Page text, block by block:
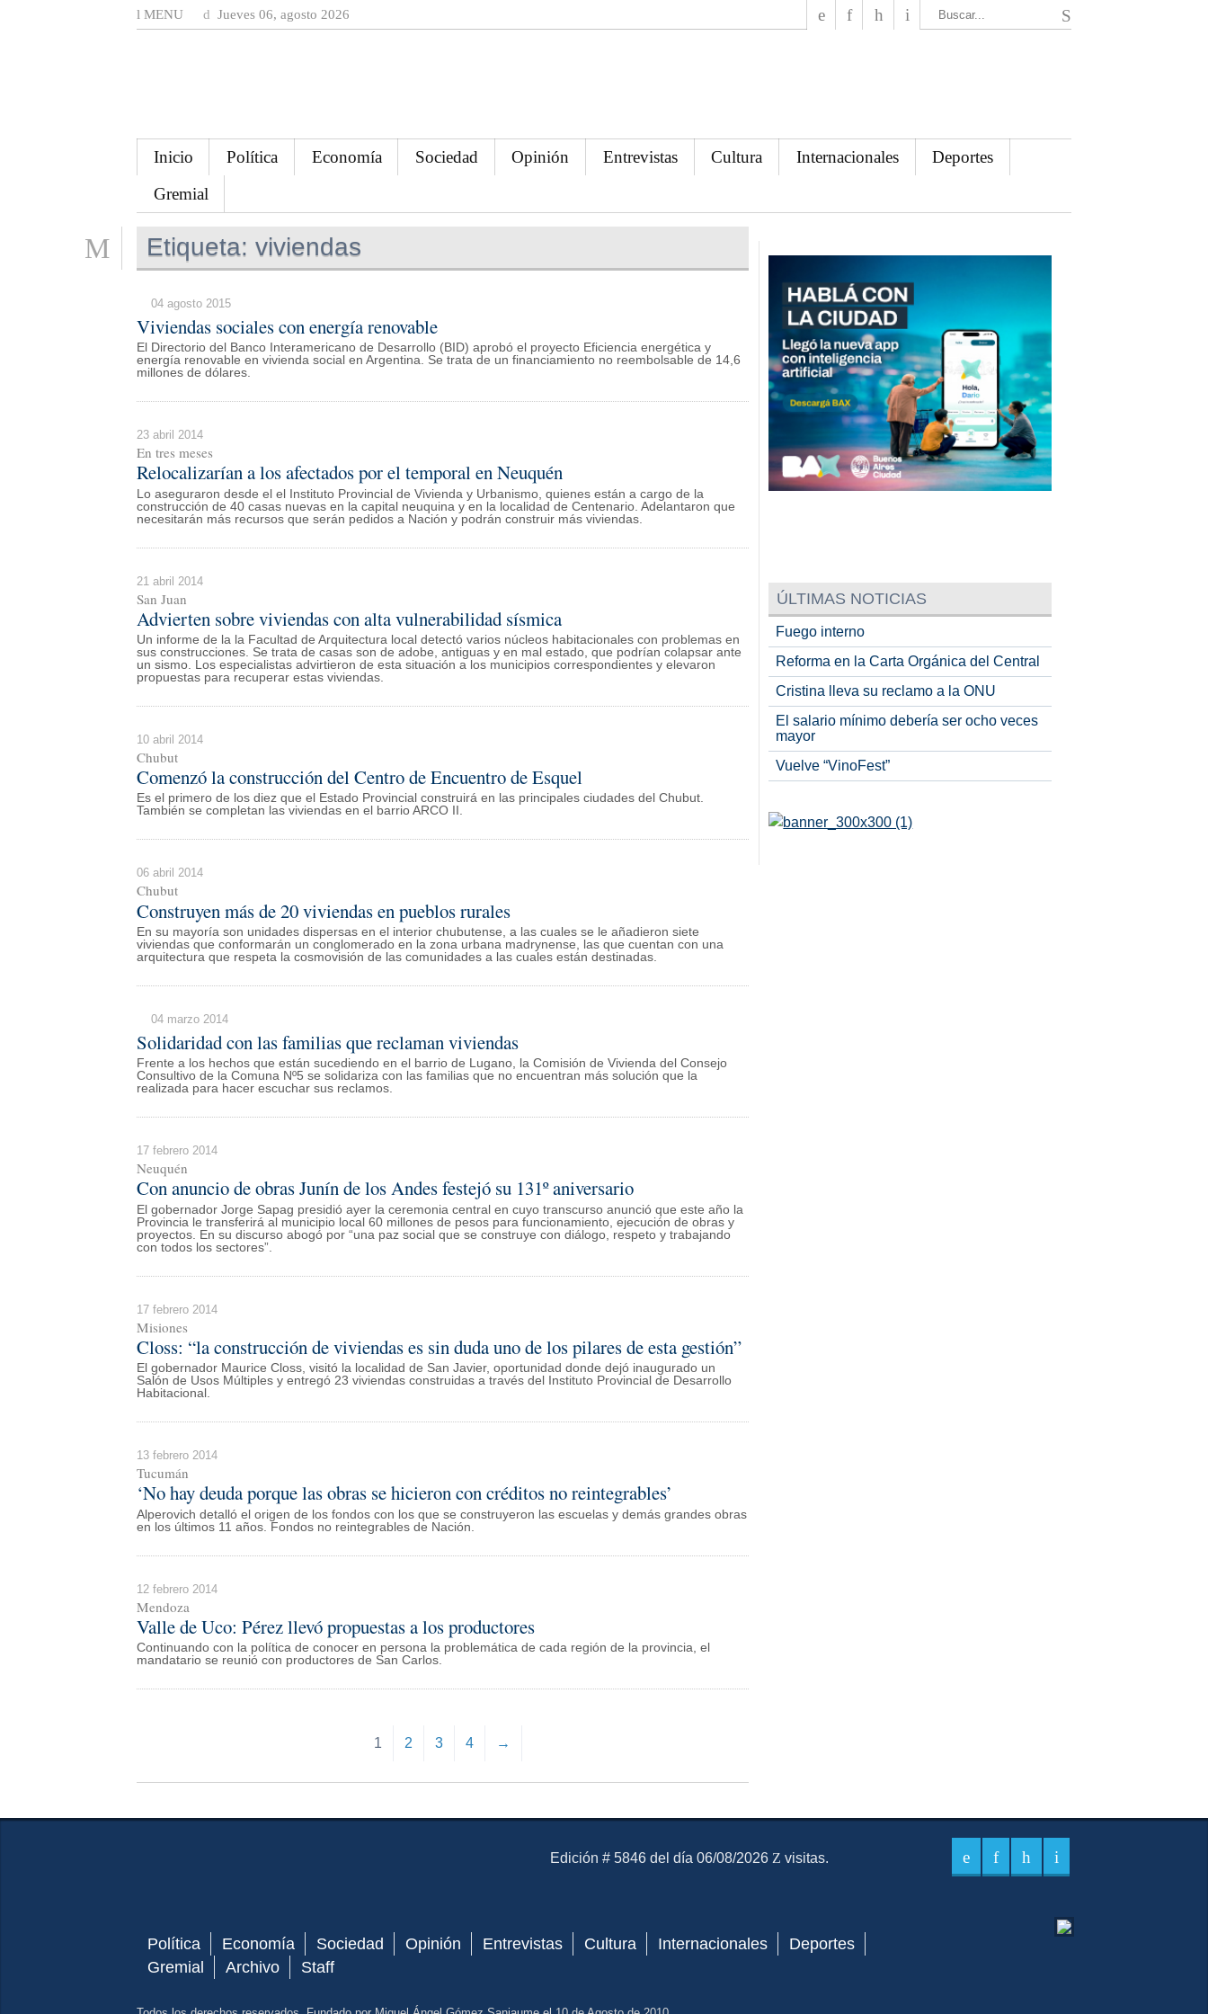
MENU Jueves 06, agosto 2026
Inicio Política Economía Sociedad Opinión Entrevistas Cultura Internacionales
Deportes
Gremial
Etiqueta: viviendas
04 agosto 2015
Viviendas sociales con energía renovable
El Directorio del Banco Interamericano de Desarrollo (BID) aprobó el proyecto Eficiencia energética y
energía renovable en vivienda social en Argentina. Se trata de un financiamiento no reembolsable de 14,6
millones de dólares.
23 abril 2014
En tres meses
Relocalizarían a los afectados por el temporal en Neuquén
Lo aseguraron desde el el Instituto Provincial de Vivienda y Urbanismo, quienes están a cargo de la
construcción de 40 casas nuevas en la capital neuquina y en la localidad de Centenario. Adelantaron que
necesitarán más recursos que serán pedidos a Nación y podrán construir más viviendas.
21 abril 2014
San Juan
Advierten sobre viviendas con alta vulnerabilidad sísmica
Un informe de la la Facultad de Arquitectura local detectó varios núcleos habitacionales con problemas en
sus construcciones. Se trata de casas son de adobe, antiguas y en mal estado, que podrían colapsar ante
un sismo. Los especialistas advirtieron de esta situación a los municipios correspondientes y elevaron
propuestas para recuperar estas viviendas.
10 abril 2014
Chubut
Comenzó la construcción del Centro de Encuentro de Esquel
Es el primero de los diez que el Estado Provincial construirá en las principales ciudades del Chubut.
También se completan las viviendas en el barrio ARCO II.
06 abril 2014
Chubut
Construyen más de 20 viviendas en pueblos rurales
En su mayoría son unidades dispersas en el interior chubutense, a las cuales se le añadieron siete
viviendas que conformarán un conglomerado en la zona urbana madrynense, las que cuentan con una
arquitectura que respeta la cosmovisión de las comunidades a las cuales están destinadas.
04 marzo 2014
Solidaridad con las familias que reclaman viviendas
Frente a los hechos que están sucediendo en el barrio de Lugano, la Comisión de Vivienda del Consejo
Consultivo de la Comuna Nº5 se solidariza con las familias que no encuentran más solución que la
realizada para hacer escuchar sus reclamos.
17 febrero 2014
Neuquén
Con anuncio de obras Junín de los Andes festejó su 131º aniversario
El gobernador Jorge Sapag presidió ayer la ceremonia central en cuyo transcurso anunció que este año la
Provincia le transferirá al municipio local 60 millones de pesos para funcionamiento, ejecución de obras y
proyectos. En su discurso abogó por “una paz social que se construye con diálogo, respeto y trabajando
con todos los sectores”.
17 febrero 2014
Misiones
Closs: “la construcción de viviendas es sin duda uno de los pilares de esta gestión”
El gobernador Maurice Closs, visitó la localidad de San Javier, oportunidad donde dejó inaugurado un
Salón de Usos Múltiples y entregó 23 viviendas construidas a través del Instituto Provincial de Desarrollo
Habitacional.
13 febrero 2014
Tucumán
‘No hay deuda porque las obras se hicieron con créditos no reintegrables’
Alperovich detalló el origen de los fondos con los que se construyeron las escuelas y demás grandes obras
en los últimos 11 años. Fondos no reintegrables de Nación.
12 febrero 2014
Mendoza
Valle de Uco: Pérez llevó propuestas a los productores
Continuando con la política de conocer en persona la problemática de cada región de la provincia, el
mandatario se reunió con productores de San Carlos.
1 2 3 4 →
ÚLTIMAS NOTICIAS
Fuego interno
Reforma en la Carta Orgánica del Central
Cristina lleva su reclamo a la ONU
El salario mínimo debería ser ocho veces
mayor
Vuelve “VinoFest”
El Mensajero Diario
Edición # 5846 del día 06/08/2026 visitas.
Política Economía Sociedad Opinión Entrevistas Cultura Internacionales
Deportes
Gremial
Archivo Staff